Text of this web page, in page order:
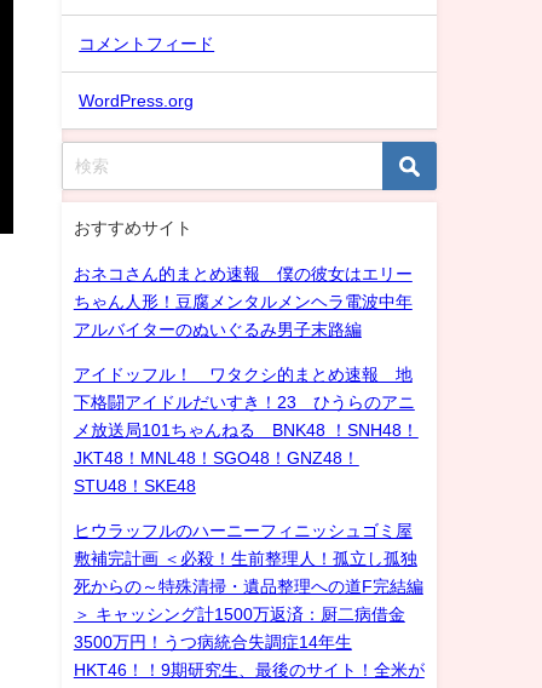
コメントフィード
WordPress.org
おすすめサイト
おネコさん的まとめ速報 僕の彼女はエリー
ちゃん人形！豆腐メンタルメンヘラ電波中年
アルバイターのぬいぐるみ男子末路編
アイドッフル！ ワタクシ的まとめ速報 地
下格闘アイドルだいすき！23 ひうらのアニ
メ放送局101ちゃんねる BNK48 ！SNH48！
JKT48！MNL48！SGO48！GNZ48！
STU48！SKE48
ヒウラッフルのハーニーフィニッシュゴミ屋
敷補完計画 ＜必殺！生前整理人！孤立し孤独
死からの～特殊清掃・遺品整理への道F完結編
＞ キャッシング計1500万返済：厨二病借金
3500万円！うつ病統合失調症14年生
HKT46！！9期研究生、最後のサイト！全米が